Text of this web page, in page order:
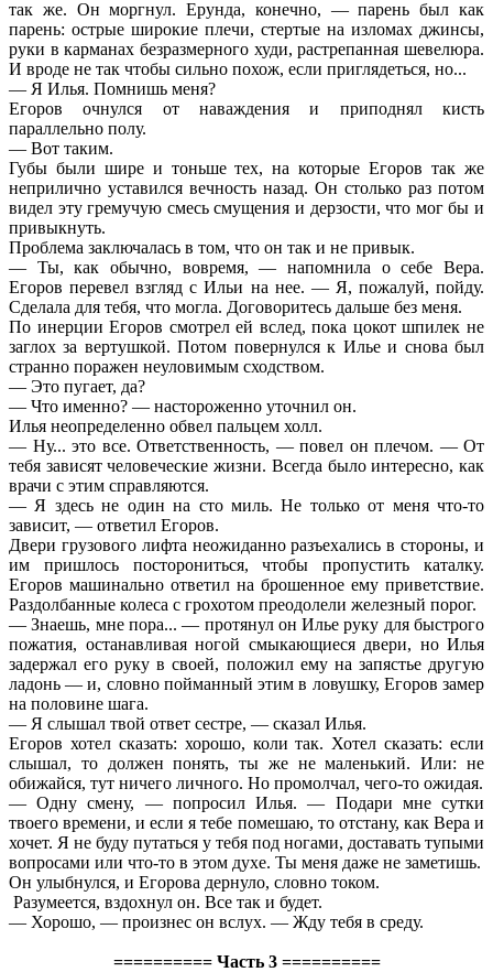
так же. Он моргнул. Ерунда, конечно, — парень был как
парень: острые широкие плечи, стертые на изломах джинсы,
руки в карманах безразмерного худи, растрепанная шевелюра.
И вроде не так чтобы сильно похож, если приглядеться, но...
— Я Илья. Помнишь меня?
Егоров очнулся от наваждения и приподнял кисть
параллельно полу.
— Вот таким.
Губы были шире и тоньше тех, на которые Егоров так же
неприлично уставился вечность назад. Он столько раз потом
видел эту гремучую смесь смущения и дерзости, что мог бы и
привыкнуть.
Проблема заключалась в том, что он так и не привык.
— Ты, как обычно, вовремя, — напомнила о себе Вера.
Егоров перевел взгляд с Ильи на нее. — Я, пожалуй, пойду.
Сделала для тебя, что могла. Договоритесь дальше без меня.
По инерции Егоров смотрел ей вслед, пока цокот шпилек не
заглох за вертушкой. Потом повернулся к Илье и снова был
странно поражен неуловимым сходством.
— Это пугает, да?
— Что именно? — настороженно уточнил он.
Илья неопределенно обвел пальцем холл.
— Ну... это все. Ответственность, — повел он плечом. — От
тебя зависят человеческие жизни. Всегда было интересно, как
врачи с этим справляются.
— Я здесь не один на сто миль. Не только от меня что-то
зависит, — ответил Егоров.
Двери грузового лифта неожиданно разъехались в стороны, и
им пришлось посторониться, чтобы пропустить каталку.
Егоров машинально ответил на брошенное ему приветствие.
Раздолбанные колеса с грохотом преодолели железный порог.
— Знаешь, мне пора... — протянул он Илье руку для быстрого
пожатия, останавливая ногой смыкающиеся двери, но Илья
задержал его руку в своей, положил ему на запястье другую
ладонь — и, словно пойманный этим в ловушку, Егоров замер
на половине шага.
— Я слышал твой ответ сестре, — сказал Илья.
Егоров хотел сказать: хорошо, коли так. Хотел сказать: если
слышал, то должен понять, ты же не маленький. Или: не
обижайся, тут ничего личного. Но промолчал, чего-то ожидая.
— Одну смену, — попросил Илья. — Подари мне сутки
твоего времени, и если я тебе помешаю, то отстану, как Вера и
хочет. Я не буду путаться у тебя под ногами, доставать тупыми
вопросами или что-то в этом духе. Ты меня даже не заметишь.
Он улыбнулся, и Егорова дернуло, словно током.
Разумеется, вздохнул он. Все так и будет.
— Хорошо, — произнес он вслух. — Жду тебя в среду.
========== Часть 3 ==========